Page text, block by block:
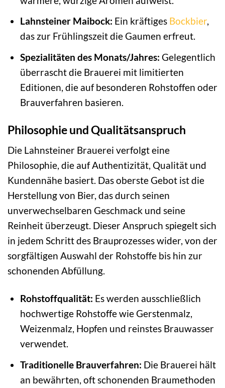
Lahnsteiner Maibock: Ein kräftiges Bockbier,
das zur Frühlingszeit die Gaumen erfreut.
Spezialitäten des Monats/Jahres: Gelegentlich
überrascht die Brauerei mit limitierten
Editionen, die auf besonderen Rohstoffen oder
Brauverfahren basieren.
Philosophie und Qualitätsanspruch
Die Lahnsteiner Brauerei verfolgt eine
Philosophie, die auf Authentizität, Qualität und
Kundennähe basiert. Das oberste Gebot ist die
Herstellung von Bier, das durch seinen
unverwechselbaren Geschmack und seine
Reinheit überzeugt. Dieser Anspruch spiegelt sich
in jedem Schritt des Brauprozesses wider, von der
sorgfältigen Auswahl der Rohstoffe bis hin zur
schonenden Abfüllung.
Rohstoffqualität: Es werden ausschließlich
hochwertige Rohstoffe wie Gerstenmalz,
Weizenmalz, Hopfen und reinstes Brauwasser
verwendet.
Traditionelle Brauverfahren: Die Brauerei hält
an bewährten, oft schonenden Braumethoden